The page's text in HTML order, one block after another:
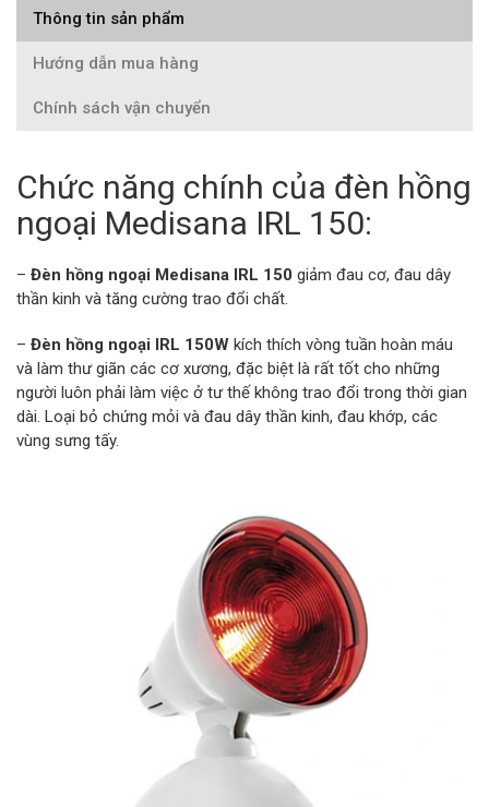
Thông tin sản phẩm
Hướng dẫn mua hàng
Chính sách vận chuyển
Chức năng chính của đèn hồng
ngoại Medisana IRL 150:
– Đèn hồng ngoại Medisana IRL 150 giảm đau cơ, đau dây
thần kinh và tăng cường trao đổi chất.
– Đèn hồng ngoại IRL 150W kích thích vòng tuần hoàn máu
và làm thư giãn các cơ xương, đặc biệt là rất tốt cho những
người luôn phải làm việc ở tư thế không trao đổi trong thời gian
dài. Loại bỏ chứng mỏi và đau dây thần kinh, đau khớp, các
vùng sưng tấy.